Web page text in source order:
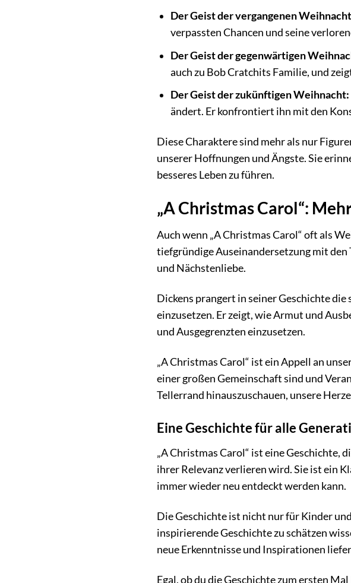
Der Geist der vergangenen
verpassten Chancen und seine
Der Geist der gegenwärtigen
auch zu Bob Cratchits Familie, und
Der Geist der zukünftigen Weihnacht:
ändert. Er konfrontiert ihn mit den
Diese Charaktere sind mehr als nur
unserer Hoffnungen und Ängste. Sie
besseres Leben zu führen.
„A Christmas Carol“:
Auch wenn „A Christmas Carol“ oft als
tiefgründige Auseinandersetzung mit
und Nächstenliebe.
Dickens prangert in seiner Geschichte
einzusetzen. Er zeigt, wie Armut und
und Ausgegrenzten einzusetzen.
„A Christmas Carol“ ist ein Appell an
einer großen Gemeinschaft sind und
Tellerrand hinauszuschauen, unsere
Eine Geschichte für alle
„A Christmas Carol“ ist eine Geschichte,
ihrer Relevanz verlieren wird. Sie ist ein
immer wieder neu entdeckt werden kann.
Die Geschichte ist nicht nur für Kinder
inspirierende Geschichte zu schätzen
neue Erkenntnisse und Inspirationen
Egal, ob du die Geschichte zum ersten